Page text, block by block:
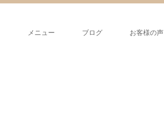
メニュー ブログ お客様の声